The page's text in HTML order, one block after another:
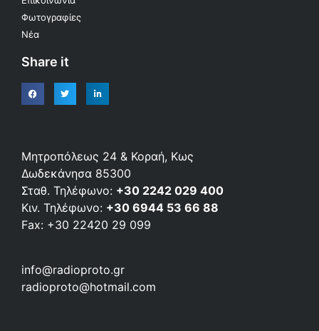
Φωτογραφίες
Νέα
Share it
Μητροπόλεως 24 & Κοραή, Κως
Δωδεκάνησα 85300
Σταθ. Τηλέφωνο: +30 2242 029 400
Κιν. Τηλέφωνο: +30 6944 53 66 88
Fax: +30 22420 29 099
info@radioproto.gr
radioproto@hotmail.com